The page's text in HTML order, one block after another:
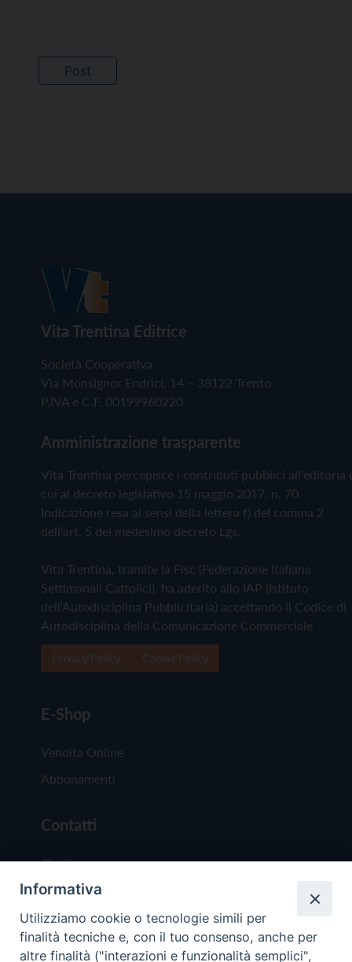
Vita Trentina Editrice
Società Cooperativa
Via Monsignor Endrici, 14 – 38122 Trento
P.IVA e C.F. 00199960220
Amministrazione trasparente
Vita Trentina percepisce i contributi pubblici all'editoria
cui al decreto legislativo 15 maggio 2017, n. 70.
Indicazione resa ai sensi della lettera f) del comma 2
dell'art. 5 del medesimo decreto Lgs.
Vita Trentina, tramite la Fisc (Federazione Italiana
Settimanali Cattolici), ha aderito allo IAP (Istituto
dell'Autodisciplina Pubblicitaria) accettando il Codice di
Autodisciplina della Comunicazione Commerciale
E-Shop
Vendita Online
Abbonamenti
Contatti
Chi Siamo
Redazione
Scrivici
Informativa
Utilizziamo cookie o tecnologie simili per
finalità tecniche e, con il tuo consenso, anche per
altre finalità ("interazioni e funzionalità semplici",